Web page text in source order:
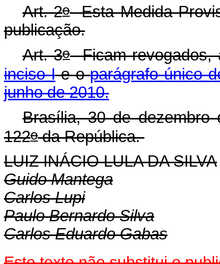
Art. 2oEsta Medida
publicação.
Art. 3oFicam revogados,
inciso Ie oparágrafo único
junho de 2010.
Brasília, 30 de dezembro
122oda República.
LUIZ INÁCIO LULA DA SILVA
Guido Mantega
Carlos Lupi
Paulo Bernardo Silva
Carlos Eduardo Gabas